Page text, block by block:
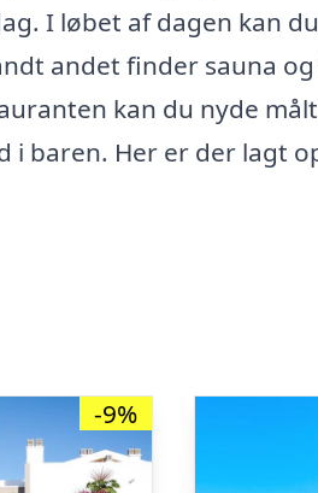
I løbet af dagen kan
andet finder sauna
kan du nyde
i baren. Her er der lagt
-9%